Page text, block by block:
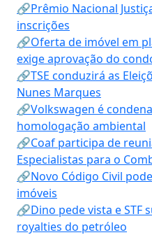
🔗Prêmio Nacional
inscrições
🔗Oferta de imóvel em
exige aprovação do
🔗TSE conduzirá as
Nunes Marques
🔗Volkswagen é
homologação ambiental
🔗Coaf participa de
Especialistas para o
🔗Novo Código Civil
imóveis
🔗Dino pede vista e STF
royalties do petróleo